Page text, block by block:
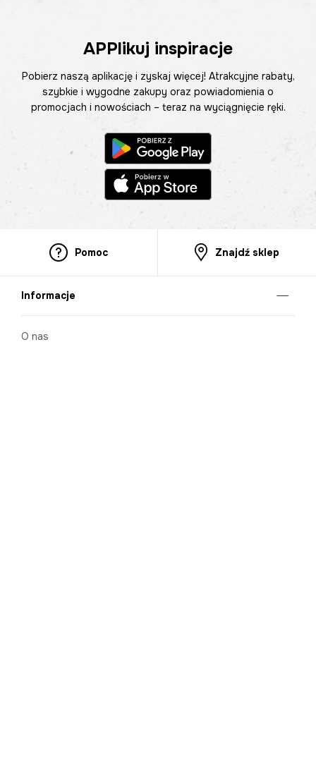
APPlikuj inspiracje
Pobierz naszą aplikację i zyskaj więcej! Atrakcyjne rabaty,
szybkie i wygodne zakupy oraz powiadomienia o
promocjach i nowościach – teraz na wyciągnięcie ręki.
Pomoc Znajdź sklep
Informacje
O nas